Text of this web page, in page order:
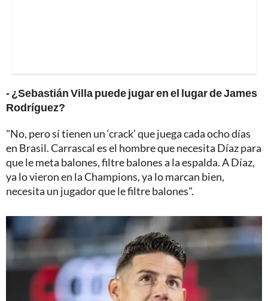
- ¿Sebastián Villa puede jugar en el lugar de James
Rodríguez?
"No, pero sí tienen un ‘crack’ que juega cada ocho días
en Brasil. Carrascal es el hombre que necesita Díaz para
que le meta balones, filtre balones a la espalda. A Díaz,
ya lo vieron en la Champions, ya lo marcan bien,
necesita un jugador que le filtre balones".